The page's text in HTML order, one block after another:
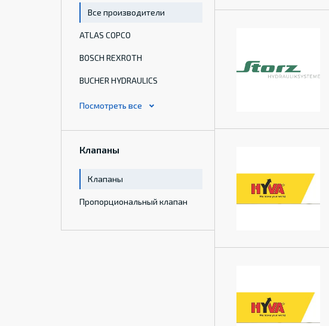
Все производители
ATLAS COPCO
BOSCH REXROTH
BUCHER HYDRAULICS
Клапаны
Клапаны
Пропорциональный клапан